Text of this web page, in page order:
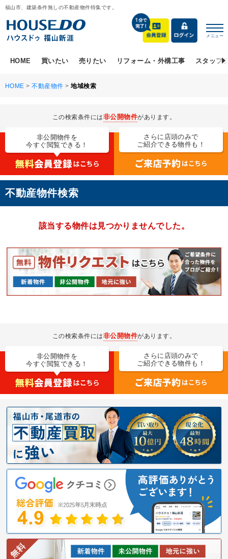
福山市、建築条件無しの不動産物件特集です。
メニュー
HOME 買いたい 売りたい リフォーム・外構工事 スタッフ
HOME >不動産物件 >地域検索
この検索条件には非公開物件があります。
非公開物件を
今すぐ閲覧できる！
さらに店頭のみで
ご紹介できる物件も！
不動産物件検索
該当する物件は見つかりませんでした。
この検索条件には非公開物件があります。
非公開物件を
今すぐ閲覧できる！
さらに店頭のみで
ご紹介できる物件も！